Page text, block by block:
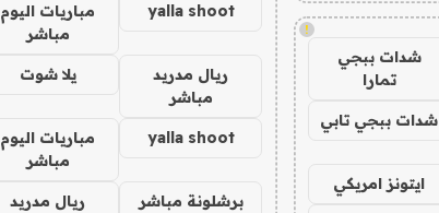
!
شدات ببجي
تمارا
شدات ببجي تابي
ايتونز امريكي
yalla shoot
مباريات اليوم
مباشر
ريال مدريد
مباشر
يلا شوت
yalla shoot
مباريات اليوم
مباشر
برشلونة مباشر
ريال مدريد